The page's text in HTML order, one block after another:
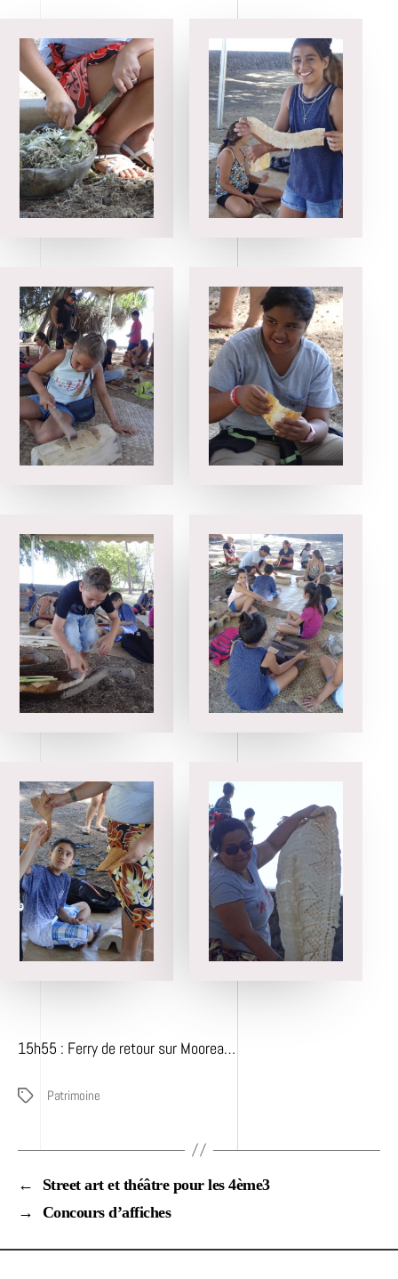
15h55 : Ferry de retour sur Moorea…
ÉtiquettesPatrimoine
←
Street art et théâtre pour les 4ème3
→
Concours d’affiches